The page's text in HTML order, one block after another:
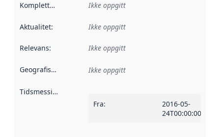
Kompletthet Ikke oppgitt
Aktualitet: Ikke oppgitt
Relevans: Ikke oppgitt
Geografisk avgrensning :
Ikke oppgitt
Tidsmessig avgrensning
Fra:
2016-05-
24T00:00:00Z